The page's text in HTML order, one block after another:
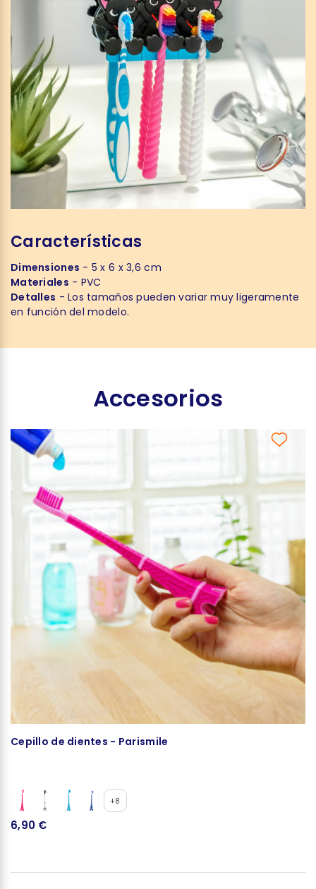
Características
Dimensiones - 5 x 6 x 3,6 cm
Materiales - PVC
Detalles - Los tamaños pueden variar muy ligeramente
en función del modelo.
Accesorios
Cepillo de dientes - Parismile
+8
6,90 €